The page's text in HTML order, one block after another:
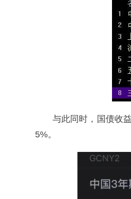
与此同时，国债收
5%。